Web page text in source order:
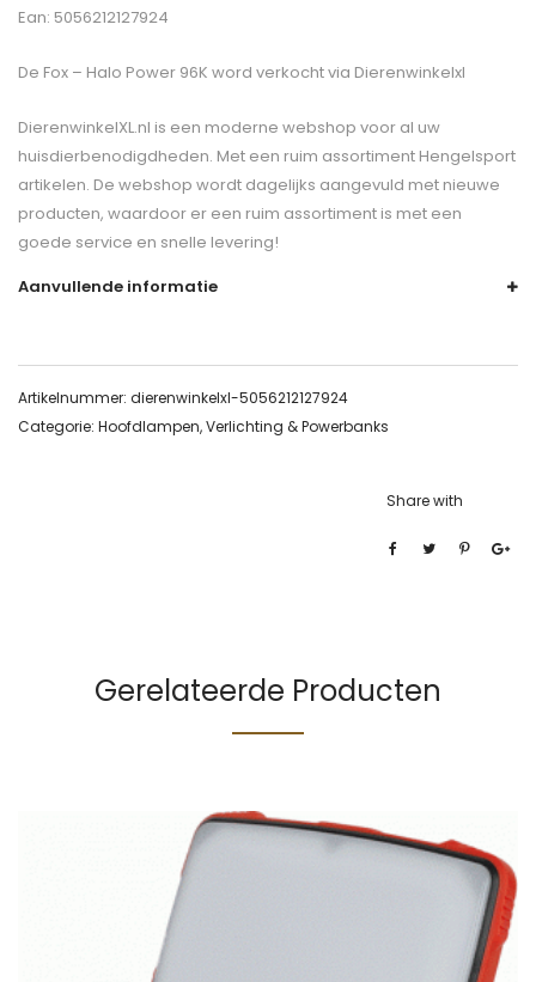
Ean: 5056212127924
De Fox – Halo Power 96K word verkocht via Dierenwinkelxl
DierenwinkelXL.nl is een moderne webshop voor al uw
huisdierbenodigdheden. Met een ruim assortiment Hengelsport
artikelen. De webshop wordt dagelijks aangevuld met nieuwe
producten, waardoor er een ruim assortiment is met een
goede service en snelle levering!
Aanvullende informatie
Artikelnummer: dierenwinkelxl-5056212127924
Categorie: Hoofdlampen, Verlichting & Powerbanks
Share with
Gerelateerde Producten